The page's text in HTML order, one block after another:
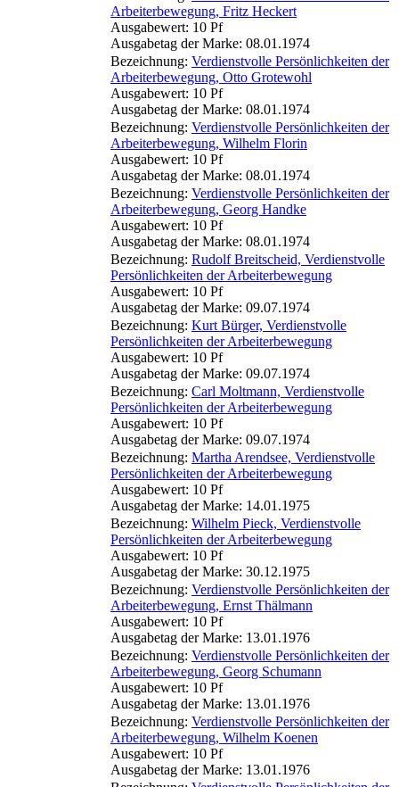
Arbeiterbewegung, Fritz Heckert
Ausgabewert: 10 Pf
Ausgabetag der Marke: 08.01.1974
Bezeichnung: Verdienstvolle Persönlichkeiten der
Arbeiterbewegung, Otto Grotewohl
Ausgabewert: 10 Pf
Ausgabetag der Marke: 08.01.1974
Bezeichnung: Verdienstvolle Persönlichkeiten der
Arbeiterbewegung, Wilhelm Florin
Ausgabewert: 10 Pf
Ausgabetag der Marke: 08.01.1974
Bezeichnung: Verdienstvolle Persönlichkeiten der
Arbeiterbewegung, Georg Handke
Ausgabewert: 10 Pf
Ausgabetag der Marke: 08.01.1974
Bezeichnung: Rudolf Breitscheid, Verdienstvolle
Persönlichkeiten der Arbeiterbewegung
Ausgabewert: 10 Pf
Ausgabetag der Marke: 09.07.1974
Bezeichnung: Kurt Bürger, Verdienstvolle
Persönlichkeiten der Arbeiterbewegung
Ausgabewert: 10 Pf
Ausgabetag der Marke: 09.07.1974
Bezeichnung: Carl Moltmann, Verdienstvolle
Persönlichkeiten der Arbeiterbewegung
Ausgabewert: 10 Pf
Ausgabetag der Marke: 09.07.1974
Bezeichnung: Martha Arendsee, Verdienstvolle
Persönlichkeiten der Arbeiterbewegung
Ausgabewert: 10 Pf
Ausgabetag der Marke: 14.01.1975
Bezeichnung: Wilhelm Pieck, Verdienstvolle
Persönlichkeiten der Arbeiterbewegung
Ausgabewert: 10 Pf
Ausgabetag der Marke: 30.12.1975
Bezeichnung: Verdienstvolle Persönlichkeiten der
Arbeiterbewegung, Ernst Thälmann
Ausgabewert: 10 Pf
Ausgabetag der Marke: 13.01.1976
Bezeichnung: Verdienstvolle Persönlichkeiten der
Arbeiterbewegung, Georg Schumann
Ausgabewert: 10 Pf
Ausgabetag der Marke: 13.01.1976
Bezeichnung: Verdienstvolle Persönlichkeiten der
Arbeiterbewegung, Wilhelm Koenen
Ausgabewert: 10 Pf
Ausgabetag der Marke: 13.01.1976